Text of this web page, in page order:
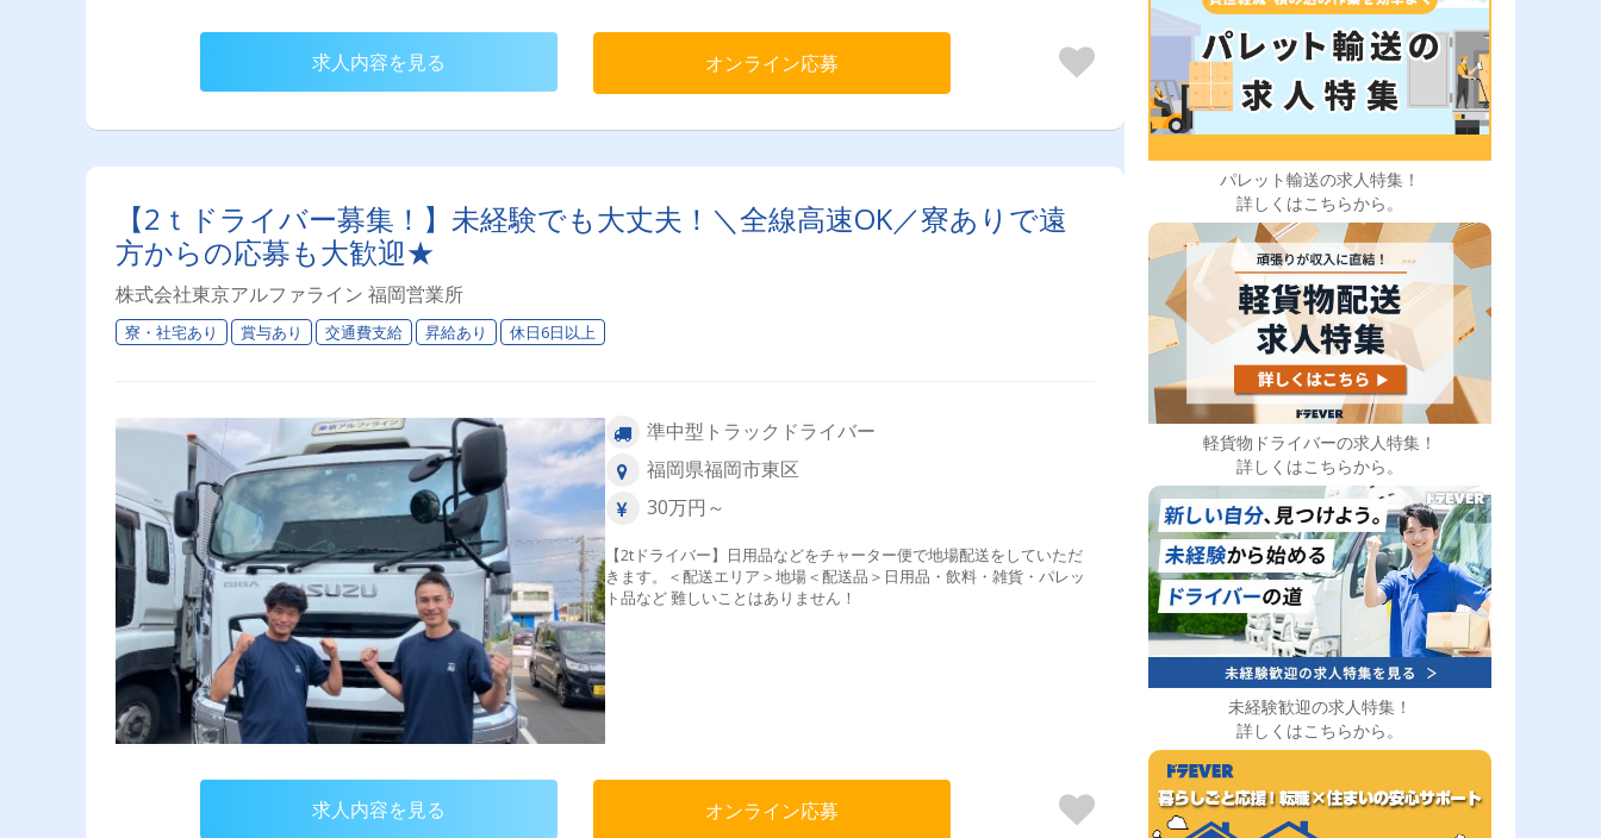
求人内容を見る オンライン応募
【2ｔドライバー募集！】未経験でも大丈夫！＼全線高速OK／寮ありで遠
方からの応募も大歓迎★
株式会社東京アルファライン 福岡営業所
寮・社宅あり 賞与あり 交通費支給 昇給あり 休日6日以上
準中型トラックドライバー
福岡県福岡市東区
30万円～
【2tドライバー】日用品などをチャーター便で地場配送をしていただ
きます。＜配送エリア＞地場＜配送品＞日用品・飲料・雑貨・パレッ
ト品など 難しいことはありません！
求人内容を見る オンライン応募
パレット輸送の求人特集！
詳しくはこちらから。
軽貨物ドライバーの求人特集！
詳しくはこちらから。
未経験歓迎の求人特集！
詳しくはこちらから。